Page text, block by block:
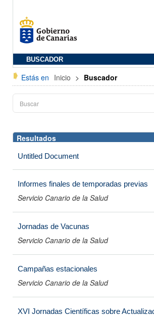
BUSCADOR
Estás en Inicio > Buscador
Resultados
Untitled Document
Informes finales de temporadas previas
Servicio Canario de la Salud
Jornadas de Vacunas
Servicio Canario de la Salud
Campañas estacionales
Servicio Canario de la Salud
XVI Jornadas Científicas sobre